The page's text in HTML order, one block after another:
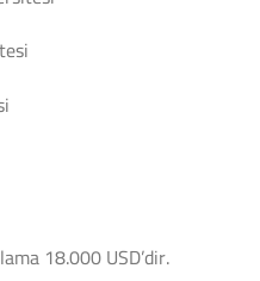
18.000 USD’dir.